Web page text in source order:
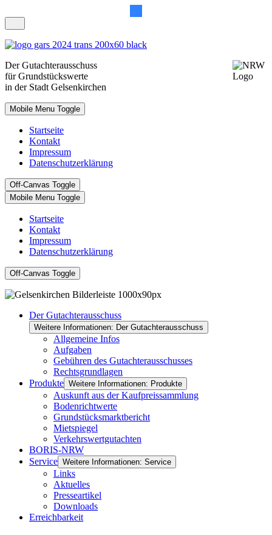
DerGutachterausschuss
für Grundstückswerte
in der Stadt Gelsenkirchen
Mobile Menu Toggle
Startseite
Kontakt
Impressum
Datenschutzerklärung
Off-Canvas Toggle
Mobile Menu Toggle
Startseite
Kontakt
Impressum
Datenschutzerklärung
Off-Canvas Toggle
Der Gutachterausschuss
Weitere Informationen: Der Gutachterausschuss
Allgemeine Infos
Aufgaben
Gebühren des Gutachterausschusses
Rechtsgrundlagen
Produkte Weitere Informationen: Produkte
Auskunft aus der Kaufpreissammlung
Bodenrichtwerte
Grundstücksmarktbericht
Mietspiegel
Verkehrswertgutachten
BORIS-NRW
Service Weitere Informationen: Service
Links
Aktuelles
Presseartikel
Downloads
Erreichbarkeit